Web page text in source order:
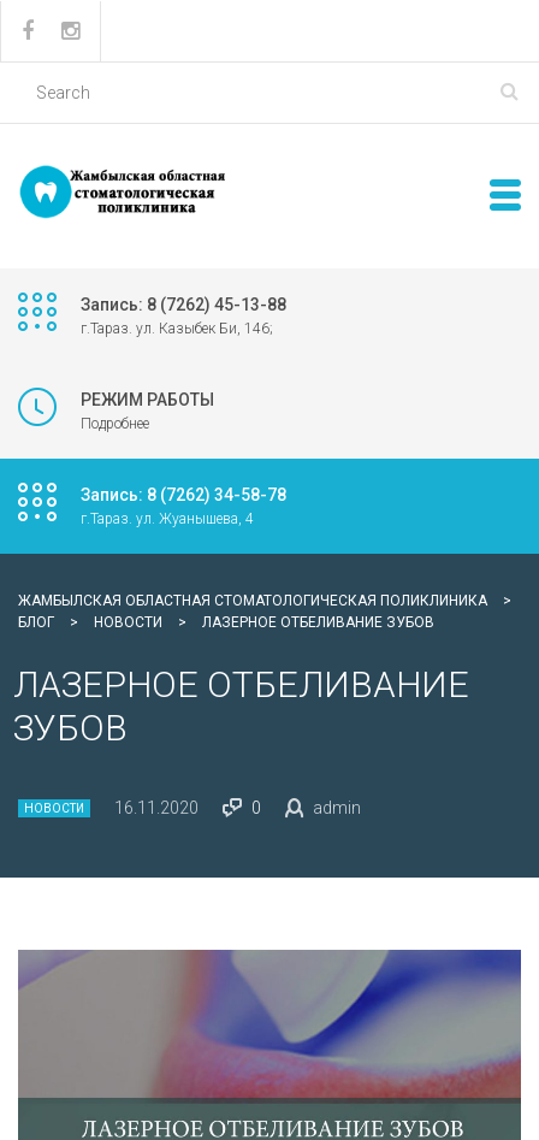
Запись: 8 (7262) 45-13-88
г.Тараз. ул. Казыбек Би, 146;
РЕЖИМ РАБОТЫ
Подробнее
Запись: 8 (7262) 34-58-78
г.Тараз. ул. Жуанышева, 4
ЖАМБЫЛСКАЯ ОБЛАСТНАЯ СТОМАТОЛОГИЧЕСКАЯ ПОЛИКЛИНИКА
>
БЛОГ
> НОВОСТИ > ЛАЗЕРНОЕ ОТБЕЛИВАНИЕ ЗУБОВ
ЛАЗЕРНОЕ ОТБЕЛИВАНИЕ
ЗУБОВ
НОВОСТИ 16.11.2020 0 admin